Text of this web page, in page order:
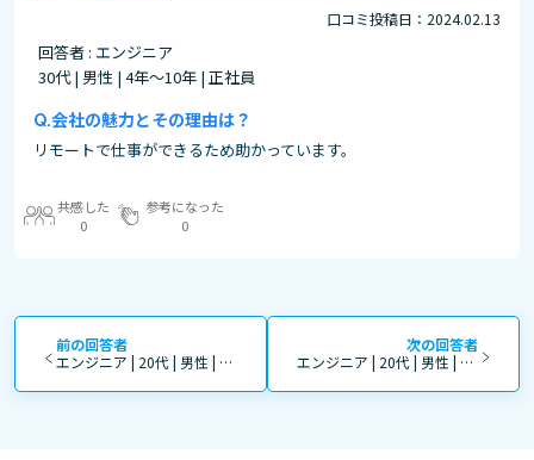
口コミ投稿日：2024.02.13
回答者 : エンジニア
30代 | 男性 | 4年～10年 | 正社員
会社の魅力とその理由は？
リモートで仕事ができるため助かっています。
共感した
0
参考になった
0
前の回答者
エンジニア | 20代 | 男性 | 0～3年 | 正社員
次の回答者
エンジニア | 20代 | 男性 | 0～3年 | 正社員